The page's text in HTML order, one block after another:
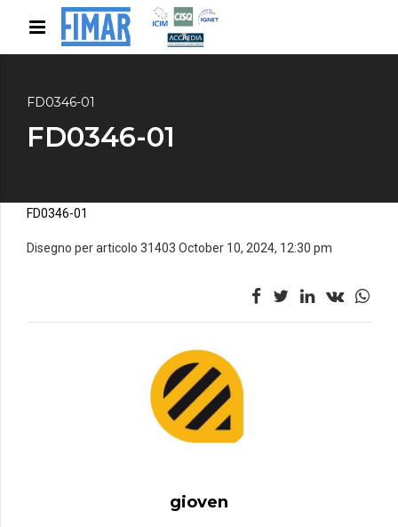
FD0346-01
FD0346-01
FD0346-01
Disegno per articolo 31403 October 10, 2024, 12:30 pm
gioven